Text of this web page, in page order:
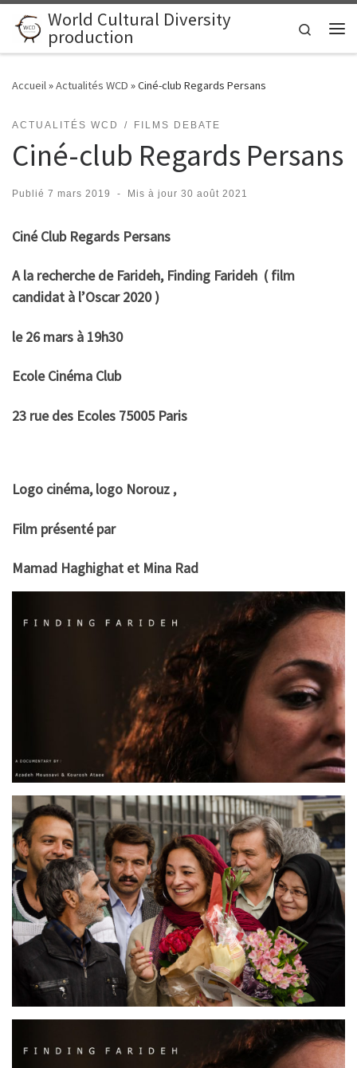
Skip to content
World Cultural Diversity
production
Search
Accueil»Actualités WCD »Ciné-club Regards Persans
ACTUALITÉS WCD FILMS DEBATE
Ciné-club Regards Persans
Publié 7 mars 2019 - Mis à jour 30 août 2021
Ciné Club Regards Persans
A la recherche de Farideh, Finding Farideh ( film
candidat à l’Oscar 2020 )
le 26 mars à 19h30
Ecole Cinéma Club
23 rue des Ecoles 75005 Paris
Logo cinéma, logo Norouz ,
Film présenté par
Mamad Haghighat et Mina Rad